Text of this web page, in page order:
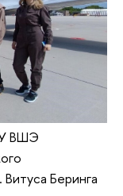
ВШЭ
Беринга